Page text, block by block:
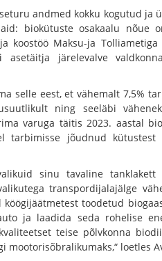
andmed kokku kogutud ja
biokütuste osakaalu nõue
koostöö Maksu-ja Tolliametiga
asetäitja järelevalve
selle eest, et vähemalt 7,5%
ning seeläbi
varuga täitis 2023. aastal
tarbimisse jõudnud kütustest
sinu tavaline tanklakett
transpordijalajälge
toodetud
ja laadida seda rohelise
teise põlvkonna
mootorisõbralikumaks,“ loetles